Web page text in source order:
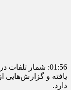
یافته و گزارش‌هایی
دارد.